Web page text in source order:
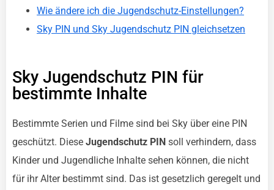
Wie ändere ich die Jugendschutz-Einstellungen?
Sky PIN und Sky Jugendschutz PIN gleichsetzen
Sky Jugendschutz PIN für
bestimmte Inhalte
Bestimmte Serien und Filme sind bei Sky über eine PIN
geschützt. Diese Jugendschutz PIN soll verhindern, dass
Kinder und Jugendliche Inhalte sehen können, die nicht
für ihr Alter bestimmt sind. Das ist gesetzlich geregelt und